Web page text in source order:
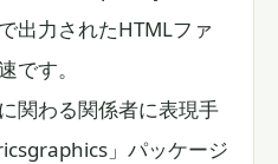
出力されたHTMLファ
です。
関わる関係者に表現手
」パッケージ